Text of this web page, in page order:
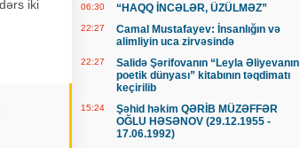
iki
06:30 “HAQQ İNCƏLƏR, ÜZÜLMƏZ”
22:27
Camal Mustafayev: İnsanlığın və
alimliyin uca zirvəsində
22:27
Salidə Şərifovanın “Leyla Əliyevanın
poetik dünyası” kitabının təqdimatı
keçirilib
15:24
Şəhid həkim QƏRİB MÜZƏFFƏR
OĞLU HƏSƏNOV (29.12.1955 -
17.06.1992)